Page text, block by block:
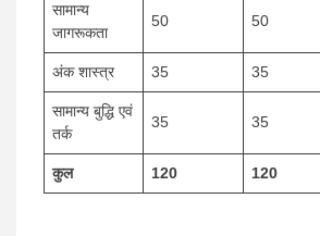
सामान्य
जागरूकता
50 50
अंक शास्त्र 35 35
सामान्य बुद्धि एवं
तर्क
35 35
कुल 120 120